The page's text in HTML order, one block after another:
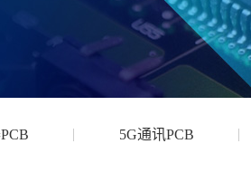
5G通讯PCB